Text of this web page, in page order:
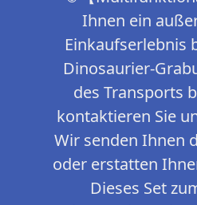
Ihnen ein
Einkaufserlebnis
Dinosaurier-
des Transports
kontaktieren Sie
Wir senden Ihnen
oder erstatten
Dieses Set